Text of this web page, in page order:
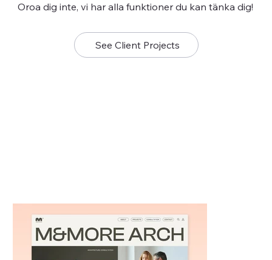
Oroa dig inte, vi har alla funktioner du kan tänka dig!
See Client Projects